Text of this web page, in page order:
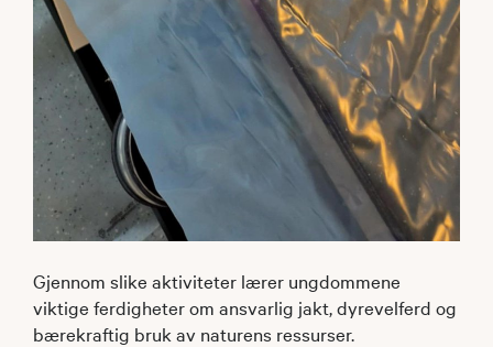
Gjennom slike aktiviteter lærer ungdommene
viktige ferdigheter om ansvarlig jakt, dyrevelferd og
bærekraftig bruk av naturens ressurser.